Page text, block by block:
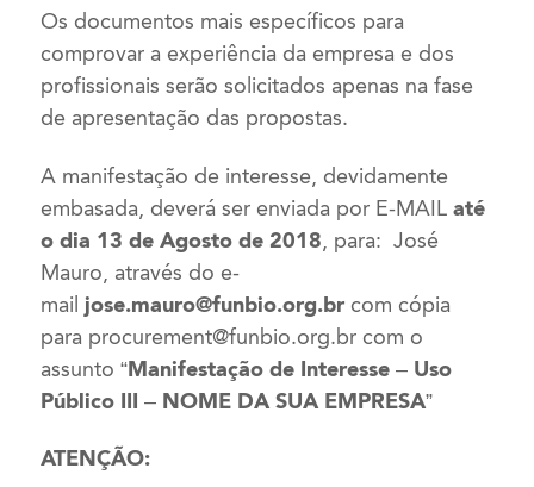
Os documentos mais específicos para
comprovar a experiência da empresa e dos
profissionais serão solicitados apenas na fase
de apresentação das propostas.
A manifestação de interesse, devidamente
embasada, deverá ser enviada por E-MAILaté
o dia 13 de Agosto de 2018, para: José
Mauro, através do e-
mailjose.mauro@funbio.org.br com cópia
para procurement@funbio.org.br com o
assunto“Manifestação de Interesse – Uso
Público III – NOME DA SUA EMPRESA”
ATENÇÃO: